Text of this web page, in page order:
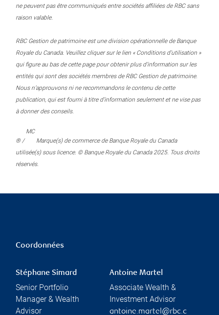
ne peuvent pas être communiqués entre sociétés affiliées de RBC sans
raison valable.
RBC Gestion de patrimoine est une division opérationnelle de Banque
Royale du Canada. Veuillez cliquer sur le lien « Conditions d’utilisation »
qui figure au bas de cette page pour obtenir plus d’information sur les
entités qui sont des sociétés membres de RBC Gestion de patrimoine.
Nous n’approuvons ni ne recommandons le contenu de cette
publication, qui est fourni à titre d’information seulement et ne vise pas
à donner des conseils.
® /
MC
Marque(s) de commerce de Banque Royale du Canada
utilisée(s) sous licence. © Banque Royale du Canada 2025. Tous droits
réservés.
Coordonnées
Stéphane Simard
Senior Portfolio
Manager & Wealth
Advisor
Antoine Martel
Associate Wealth &
Investment Advisor
antoine.martel@rbc.c